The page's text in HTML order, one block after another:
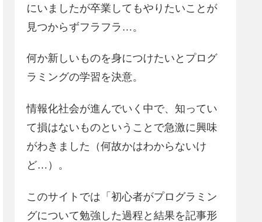
にいましたが卒業してもやりたいことが
見つからずフラフラ…。
何か新しいものを身につけたいとプログ
ラミングの学習を決意。
情報化社会が進んでいく中で、知ってい
て損はないものということで急激に興味
がわきました（何故かはわからないけ
ど…）。
このサイトでは「初心者がプログラミン
グについて勉強した過程と結果を記事形